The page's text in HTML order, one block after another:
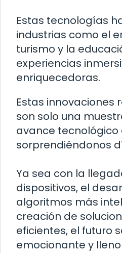
Estas tecnologías
industrias como el
turismo y la
experiencias
enriquecedoras.
Estas innovaciones
son solo una
avance tecnológico
sorprendiéndonos
Ya sea con la
dispositivos, el
algoritmos más
creación de
eficientes, el futuro
emocionante y